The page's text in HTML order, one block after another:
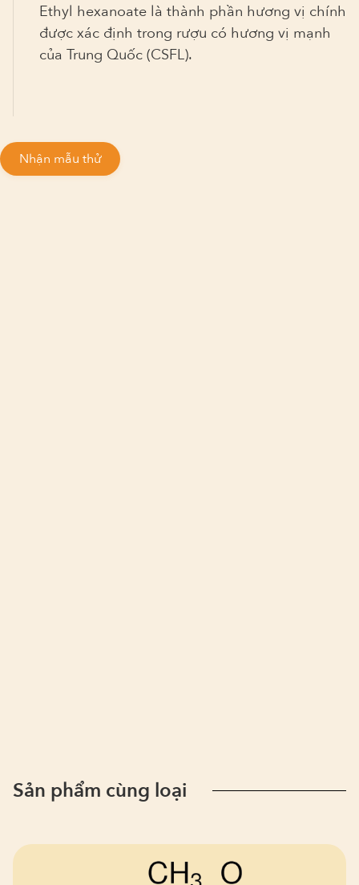
Ethyl hexanoate là thành phần hương vị chính
được xác định trong rượu có hương vị mạnh
của Trung Quốc (CSFL).
Nhận mẫu thử
Sản phẩm cùng loại